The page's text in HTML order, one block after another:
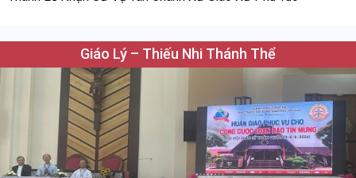
Giáo Lý – Thiếu Nhi Thánh Thể